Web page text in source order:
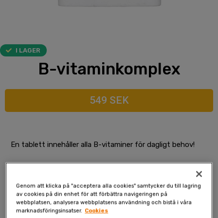
I LAGER
B-vitamin­komplex
549 SEK
En tablett innehåller alla B-vitaminer för dagligt behov!
hjälper till att minska trötthet och utmattning. Dessutom
är vitamin B1 och Biotin involverat i kroppens
energiomsättning. Produktens näringsvärde påverkar
Genom att klicka på "acceptera alla cookies" samtycker du till lagring
av cookies på din enhet för att förbättra navigeringen på
webbplatsen, analysera webbplatsens användning och bistå i våra
marknadsföringsinsatser. Cookies